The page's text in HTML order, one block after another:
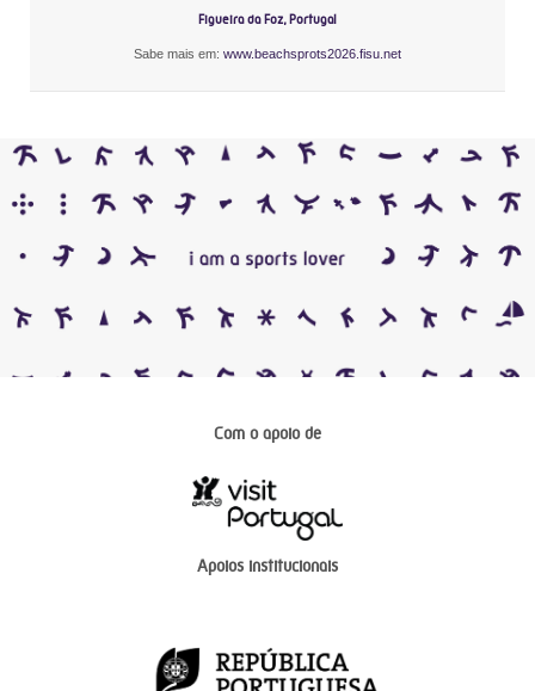
Figueira da Foz, Portugal
Sabe mais em: www.beachsprots2026.fisu.net
Com o apoio de
Apoios institucionais